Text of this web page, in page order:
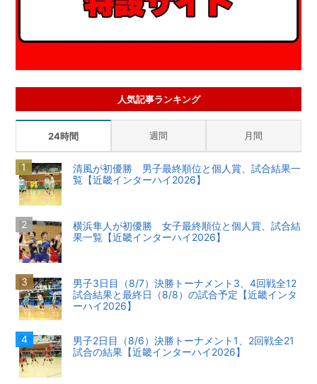
人気記事ランキング
24時間 週間 月間
清風が初優勝 男子最終順位と個人賞、試合結果一
覧【近畿インターハイ2026】
横浜隼人が初優勝 女子最終順位と個人賞、試合結
果一覧【近畿インターハイ2026】
男子3日目（8/7）決勝トーナメント3、4回戦全12
試合結果と最終日（8/8）の試合予定【近畿インタ
ーハイ2026】
男子2日目（8/6）決勝トーナメント1、2回戦全21
試合の結果【近畿インターハイ2026】